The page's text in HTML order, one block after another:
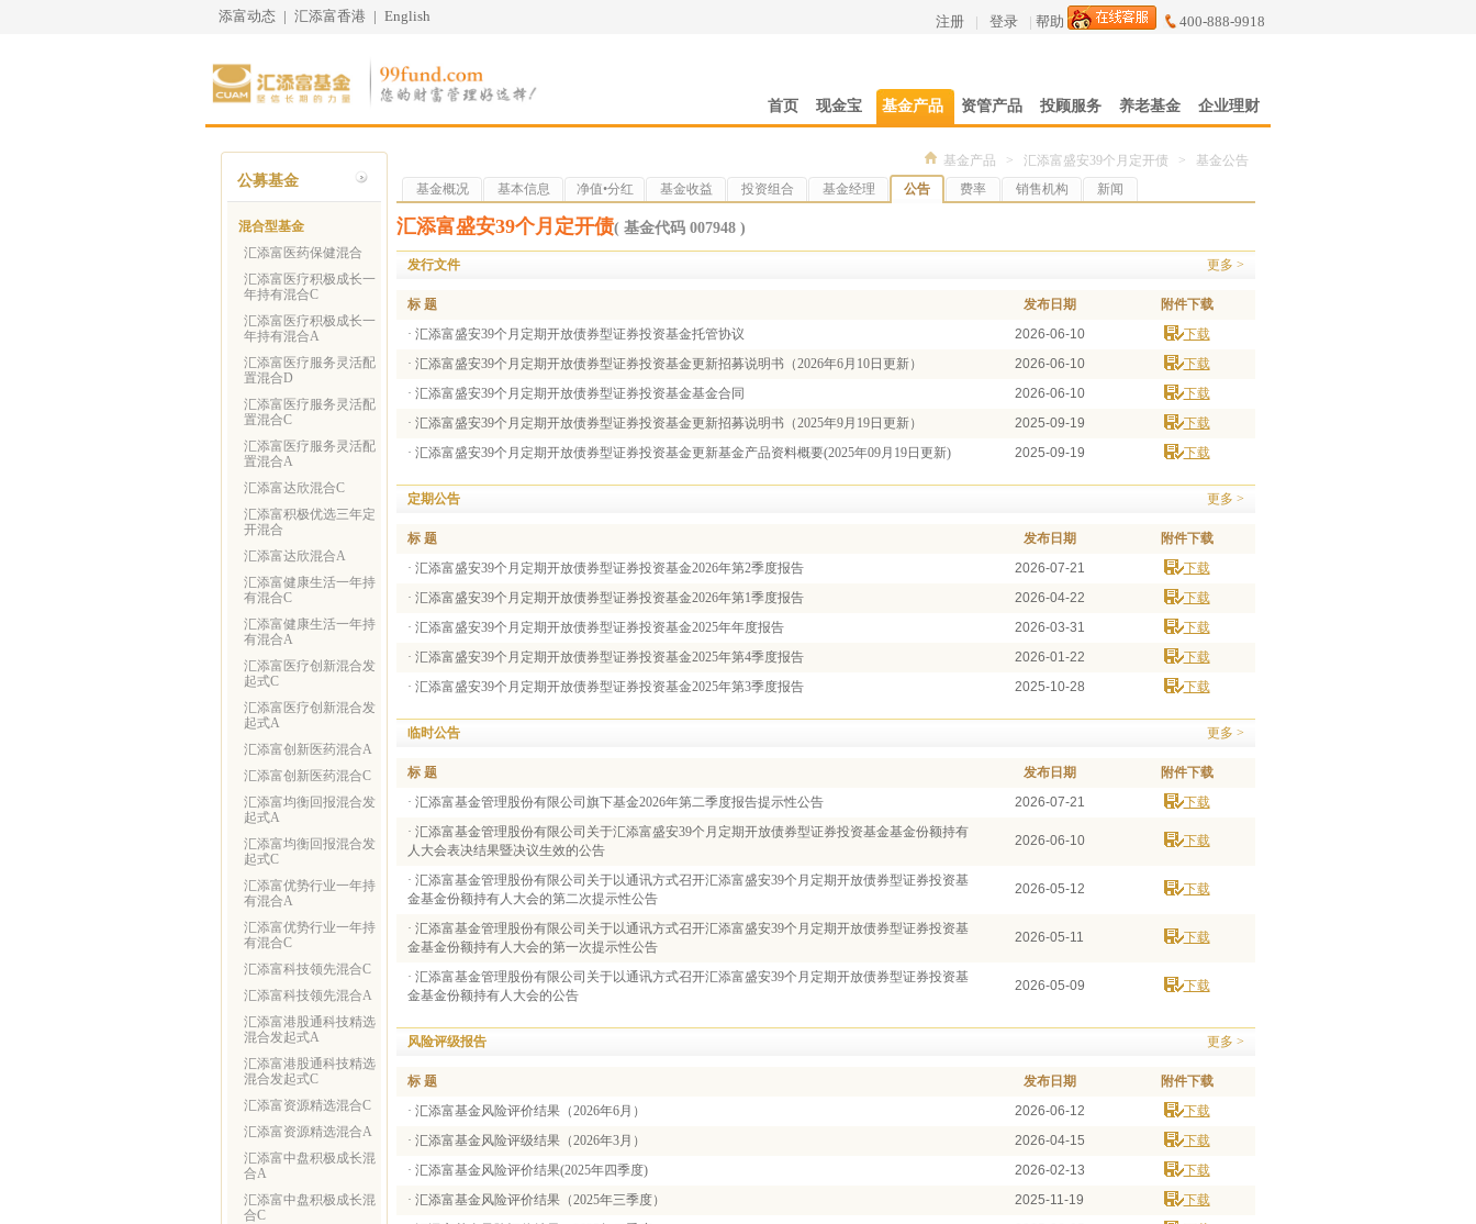
添富动态 | 汇添富香港 | English 注册 | 登录 | 帮助 400-888-9918
首页 现金宝 基金产品 资管产品 投顾服务 养老基金 企业理财
公募基金
混合型基金
汇添富医药保健混合
汇添富医疗积极成长一
年持有混合C
汇添富医疗积极成长一
年持有混合A
汇添富医疗服务灵活配
置混合D
汇添富医疗服务灵活配
置混合C
汇添富医疗服务灵活配
置混合A
汇添富达欣混合C
汇添富积极优选三年定
开混合
汇添富达欣混合A
汇添富健康生活一年持
有混合C
汇添富健康生活一年持
有混合A
汇添富医疗创新混合发
起式C
汇添富医疗创新混合发
起式A
汇添富创新医药混合A
汇添富创新医药混合C
汇添富均衡回报混合发
起式A
汇添富均衡回报混合发
起式C
汇添富优势行业一年持
有混合A
汇添富优势行业一年持
有混合C
汇添富科技领先混合C
汇添富科技领先混合A
汇添富港股通科技精选
混合发起式A
汇添富港股通科技精选
混合发起式C
汇添富资源精选混合C
汇添富资源精选混合A
汇添富中盘积极成长混
合A
汇添富中盘积极成长混
合C
基金产品 > 汇添富盛安39个月定开债 > 基金公告
基金概况 基本信息 净值•分红 基金收益 投资组合 基金经理 公告 费率 销售机构 新闻
汇添富盛安39个月定开债( 基金代码 007948 )
发行文件 更多 >
标 题 发布日期 附件下载
· 汇添富盛安39个月定期开放债券型证券投资基金托管协议 2026-06-10 下载
· 汇添富盛安39个月定期开放债券型证券投资基金更新招募说明书（2026年6月10日更新） 2026-06-10 下载
· 汇添富盛安39个月定期开放债券型证券投资基金基金合同 2026-06-10 下载
· 汇添富盛安39个月定期开放债券型证券投资基金更新招募说明书（2025年9月19日更新） 2025-09-19 下载
· 汇添富盛安39个月定期开放债券型证券投资基金更新基金产品资料概要(2025年09月19日更新) 2025-09-19 下载
定期公告 更多 >
标 题 发布日期 附件下载
· 汇添富盛安39个月定期开放债券型证券投资基金2026年第2季度报告 2026-07-21 下载
· 汇添富盛安39个月定期开放债券型证券投资基金2026年第1季度报告 2026-04-22 下载
· 汇添富盛安39个月定期开放债券型证券投资基金2025年年度报告 2026-03-31 下载
· 汇添富盛安39个月定期开放债券型证券投资基金2025年第4季度报告 2026-01-22 下载
· 汇添富盛安39个月定期开放债券型证券投资基金2025年第3季度报告 2025-10-28 下载
临时公告 更多 >
标 题 发布日期 附件下载
· 汇添富基金管理股份有限公司旗下基金2026年第二季度报告提示性公告 2026-07-21 下载
· 汇添富基金管理股份有限公司关于汇添富盛安39个月定期开放债券型证券投资基金基金份额持有
人大会表决结果暨决议生效的公告
2026-06-10 下载
· 汇添富基金管理股份有限公司关于以通讯方式召开汇添富盛安39个月定期开放债券型证券投资基
金基金份额持有人大会的第二次提示性公告
2026-05-12 下载
· 汇添富基金管理股份有限公司关于以通讯方式召开汇添富盛安39个月定期开放债券型证券投资基
金基金份额持有人大会的第一次提示性公告
2026-05-11 下载
· 汇添富基金管理股份有限公司关于以通讯方式召开汇添富盛安39个月定期开放债券型证券投资基
金基金份额持有人大会的公告
2026-05-09 下载
风险评级报告 更多 >
标 题 发布日期 附件下载
· 汇添富基金风险评价结果（2026年6月） 2026-06-12 下载
· 汇添富基金风险评级结果（2026年3月） 2026-04-15 下载
· 汇添富基金风险评价结果(2025年四季度) 2026-02-13 下载
· 汇添富基金风险评价结果（2025年三季度） 2025-11-19 下载